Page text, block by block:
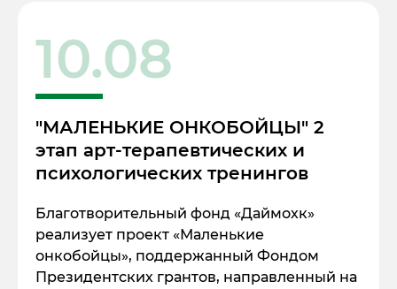
10.08
"МАЛЕНЬКИЕ ОНКОБОЙЦЫ" 2
этап арт-терапевтических и
психологических тренингов
Благотворительный фонд «Даймохк»
реализует проект «Маленькие
онкобойцы», поддержанный Фондом
Президентских грантов, направленный на